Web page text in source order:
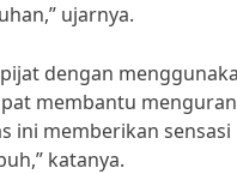
ujarnya.
dengan
membantu
ini memberikan
katanya.